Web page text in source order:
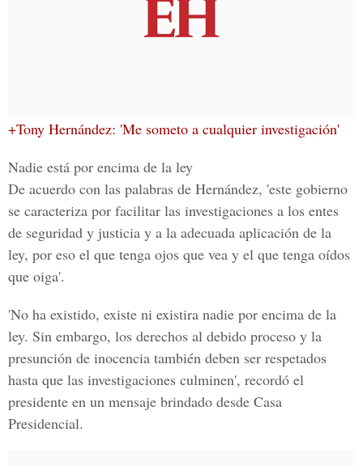
+Tony Hernández: 'Me someto a cualquier investigación'
Nadie está por encima de la ley
De acuerdo con las palabras de Hernández, 'este gobierno
se caracteriza por facilitar las investigaciones a los entes
de seguridad y justicia y a la adecuada aplicación de la
ley, por eso el que tenga ojos que vea y el que tenga oídos
que oiga'.
'No ha existido, existe ni existira nadie por encima de la
ley. Sin embargo, los derechos al debido proceso y la
presunción de inocencia también deben ser respetados
hasta que las investigaciones culminen', recordó el
presidente en un mensaje brindado desde Casa
Presidencial.